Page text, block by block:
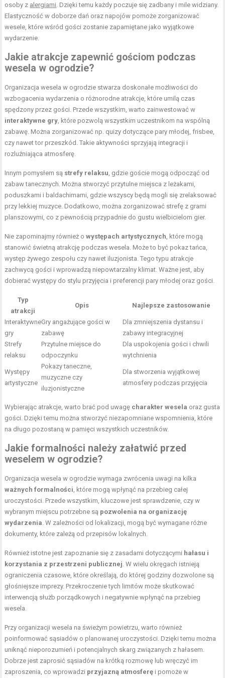
osoby z alergiami . Dzięki temu każdy poczuje się zadbany i mile widziany.
Elastyczność w doborze dań oraz napojów pomoże zorganizować
wesele, które wśród gości zostanie zapamiętane jako wyjątkowe
wydarzenie.
Jakie atrakcje zapewnić gościom podczas
wesela w ogrodzie?
Organizacja wesela w ogrodzie stwarza doskonałe możliwości do
wzbogacenia wydarzenia o różnorodne atrakcje, które umilą czas
spędzony przez gości. Przede wszystkim, warto zainwestować w
interaktywne gry , które pozwolą wszystkim uczestnikom na wspólną
zabawę. Można zorganizować np. quizy dotyczące pary młodej, frisbee,
czy nawet tor przeszkód. Takie aktywności sprzyjają integracji i
rozluźniająca atmosferę.
Innym pomysłem są strefy relaksu , gdzie goście mogą odpocząć od
zabaw tanecznych. Można stworzyć przytulne miejsca z leżakami,
poduszkami i baldachimami, gdzie wszyscy będą mogli się zrelaksować
przy lekkiej muzyce. Dodatkowo, można zorganizować strefę z grami
planszowymi, co z pewnością przypadnie do gustu wielbicielom gier.
Nie zapominajmy również owystępach artystycznych , które mogą
stanowić świetną atrakcję podczas wesela. Może to być pokaz tańca,
występ żywego zespołu czy nawet iluzjonista. Tego typu atrakcje
zachwycą gości i wprowadzą niepowtarzalny klimat. Ważne jest, aby
dobierać występy do stylu przyjęcia i preferencji pary młodej oraz gości.
Typ
atrakcji
Opis Najlepsze zastosowanie
Interaktywne
gry
Gry angażujące gości w
zabawę
Dla zmniejszenia dystansu i
zabawy integracyjnej
Strefy
relaksu
Przytulne miejsce do
odpoczynku
Dla uspokojenia gości i chwili
wytchnienia
Występy
artystyczne
Pokazy taneczne,
muzyczne czy
iluzjonistyczne
Dla stworzenia wyjątkowej
atmosfery podczas przyjęcia
Wybierając atrakcje, warto brać pod uwagę charakter wesela oraz gusta
gości. Dzięki temu można stworzyć niezapomniane wspomnienia, które
na długo pozostaną w pamięci wszystkich uczestników.
Jakie formalności należy załatwić przed
weselem w ogrodzie?
Organizacja wesela w ogrodzie wymaga zwrócenia uwagi na kilka
ważnych formalności , które mogą wpłynąć na przebieg całej
uroczystości. Przede wszystkim, kluczowe jest sprawdzenie, czy w
wybranym miejscu potrzebne są pozwolenia na organizację
wydarzenia . W zależności od lokalizacji, mogą być wymagane różne
dokumenty, które zależą od przepisów lokalnych.
Również istotne jest zapoznanie się z zasadami dotyczącymi hałasu i
korzystania z przestrzeni publicznej . W wielu okręgach istnieją
ograniczenia czasowe, które określają, do której godziny dozwolone są
głośniejsze imprezy. Przekroczenie tych limitów może skutkować
interwencją służb porządkowych i negatywnie wpłynąć na przebieg
wesela.
Przy organizacji wesela na świeżym powietrzu, warto również
poinformować sąsiadów o planowanej uroczystości. Dzięki temu można
uniknąć nieporozumień i potencjalnych skarg związanych z hałasem.
Dobrze jest zaprosić sąsiadów na krótką rozmowę lub wręczyć im
zaproszenia, co wprowadzi przyjazną atmosferę i pomoże w